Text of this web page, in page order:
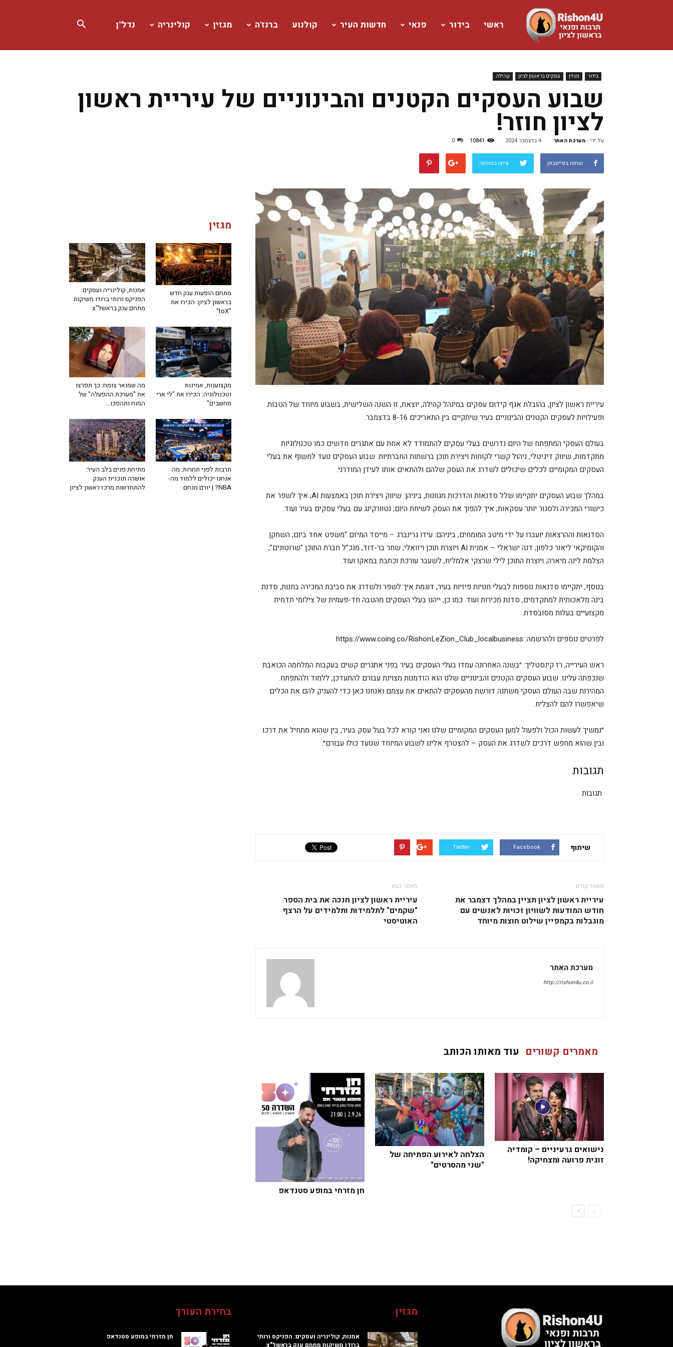
www.rishon4u.co.il
ראשי בידור פנאי חדשות העיר קולנוע ברנז'ה מגזין קולינריה נדל"ן
בידור מגזין עסקים בראשון לציון קהילה
שבוע העסקים הקטנים והבינוניים של עיריית ראשון
לציון חוזר!
על ידי מערכת האתר- 4 בדצמבר 2024 10841
0
שתפו בפייסבוק צייצו בטוויטר
עיריית ראשון לציון, בהובלת אגף קידום עסקים במינהל קהילה, יוצאת, זו השנה השלישית, בשבוע מיוחד של הטבות
ופעילויות לעסקים הקטנים והבינוניים בעיר שיתקיים בין התאריכים 8-16 בדצמבר.
בעולם העסקי המתפתח של היום נדרשים בעלי עסקים להתמודד לא אחת עם אתגרים חדשים כמו טכנולוגיות
מתקדמות, שיווק דיגיטלי, ניהול קשרי לקוחות ויצירת תוכן ברשתות החברתיות. שבוע העסקים נועד לחשוף את בעלי
העסקים המקומיים לכלים שיכולים לשדרג את העסק שלהם ולהתאים אותו לעידן המודרני.
במהלך שבוע העסקים יתקיימו שלל סדנאות והדרכות מגוונות, ביניהן: שיווק ויצירת תוכן באמצעות AI; איך לשפר את
כישורי המכירה ולסגור יותר עסקאות; איך להפוך את העסק לשיחת היום; נטוורקינג עם בעלי עסקים בעיר ועוד.
הסדנאות וההרצאות יועברו על ידי מיטב המומחים, ביניהם: עידו גרינברג – מייסד המיזם "משפט אחד ביום; השחקן
והקומיקאי ליאור כלפון; דנה ישראלי – אמנית AI ויוצרת תוכן ויזואלי; שחר בר-דוד, מנכ"ל חברת התוכן "שרוטונים";
הצלמת לינה מיארה; ויוצרת התוכן לילי שרצקי אלמליח, לשעבר עורכת וכתבת במאקו ועוד.
בנוסף, יתקיימו סדנאות נוספות לבעלי חנויות פיזיות בעיר, דוגמת איך לשפר ולשדרג את סביבת המכירה בחנות, סדנת
בינה מלאכותית למתקדמים, סדנת מכירות ועוד. כמו כן, ייהנו בעלי העסקים מהטבה חד-פעמית של צילומי תדמית
מקצועיים בעלות מסובסדת.
לפרטים נוספים ולהרשמה: https://www.coing.co/RishonLeZion_Club_localbusiness
ראש העירייה, רז קינסטליך: ״בשנה האחרונה עמדו בעלי העסקים בעיר בפני אתגרים קשים בעקבות המלחמה הכואבת
שנכפתה עלינו. שבוע העסקים הקטנים והבינוניים שלנו הוא הזדמנות מצוינת עבורם להתעדכן, ללמוד ולהתפתח.
המהירות שבה העולם העסקי משתנה דורשת מהעסקים להתאים את עצמם ואנחנו כאן כדי להעניק להם את הכלים
שיאפשרו להם להצליח.
״נמשיך לעשות הכול ולפעול למען העסקים המקומיים שלנו ואני קורא לכל בעל עסק בעיר, בין שהוא מתחיל את דרכו
ובין שהוא מחפש דרכים לשדרג את העסק – להצטרף אלינו לשבוע המיוחד שנועד כולו עבורם״.
תגובות
תגובות
שיתוף Facebook
Twitter
מאמר קודם
עיריית ראשון לציון תציין במהלך דצמבר את
חודש המודעות לשוויון זכויות לאנשים עם
מוגבלות בקמפיין שילוט חוצות מיוחד
מאמר הבא
עיריית ראשון לציון חנכה את בית הספר
"שקמים" לתלמידות ותלמידים על הרצף
האוטיסטי
מערכת האתר
http://rishon4u.co.il
מאמרים קשורים עוד מאותו הכותב
חן מזרחי במופע סטנדאפ
הצלחה לאירוע הפתיחה של
"שני מהסרטים"
נישואים גרעיניים – קומדיה
זוגית פרועה ומצחיקה!
מגזין
אמנות, קולינריה ועסקים:
הפניקס ורותי ברודו משיקות
מתחם ענק בראשל"צ
מתחם הופעות ענק חדש
בראשון לציון: הכירו את
"toX"
מה שמואר צומח: כך תפרצו
את "מערכת ההפעלה" של
המוח ותהפכו...
מקצוענות, אמינות
וטכנולוגיה: הכירו את "לי ארי
מחשבים"
מתיחת פנים בלב העיר:
אושרה תוכנית הענק
להתחדשות מרכז ראשון לציון
תרבות לפני תחרות: מה
אנחנו יכולים ללמוד מה-
NBA? | יורם מנחם
בחירת העורך
חן מזרחי במופע סטנדאפ
מגזין
אמנות, קולינריה ועסקים: הפניקס ורותי
ברודו משיקות מתחם ענק בראשל"צ